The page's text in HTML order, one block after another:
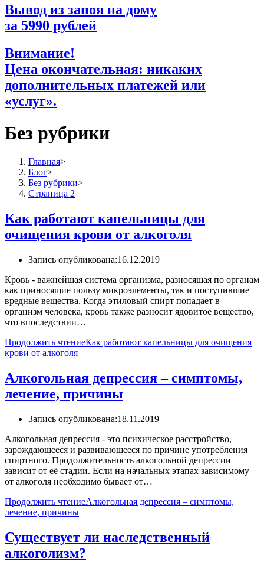
Вывод из запоя на дому
за 5990 рублей
Внимание!
Цена окончательная: никаких
дополнительных платежей или
«услуг».
Без рубрики
Главная>
Блог>
Без рубрики>
Страница 2
Как работают капельницы для
очищения крови от алкоголя
Запись опубликована:16.12.2019
Кровь - важнейшая система организма, разносящая по органам
как приносящие пользу микроэлементы, так и поступившие
вредные вещества. Когда этиловый спирт попадает в
организм человека, кровь также разносит ядовитое вещество,
что впоследствии…
Продолжить чтениеКак работают капельницы для очищения
крови от алкоголя
Алкогольная депрессия – симптомы,
лечение, причины
Запись опубликована:18.11.2019
Алкогольная депрессия - это психическое расстройство,
зарождающееся и развивающееся по причине употребления
спиртного. Продолжительность алкогольной депрессии
зависит от её стадии. Если на начальных этапах зависимому
от алкоголя необходимо бывает от…
Продолжить чтениеАлкогольная депрессия – симптомы,
лечение, причины
Существует ли наследственный
алкоголизм?